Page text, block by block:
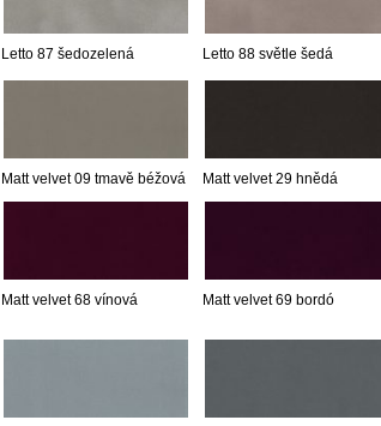
Letto 87 šedozelená Letto 88 světle šedá
Matt velvet 09 tmavě béžová Matt velvet 29 hnědá
Matt velvet 68 vínová Matt velvet 69 bordó